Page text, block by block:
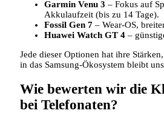
Garmin Venu 3 – Fokus auf
Akkulaufzeit (bis zu 14 Tage).
Fossil Gen 7 – Wear‑OS,
Huawei Watch GT 4 –
Jede dieser Optionen hat ihre
in das Samsung‑Ökosystem bleibt
Wie bewerten wir die
bei Telefonaten?